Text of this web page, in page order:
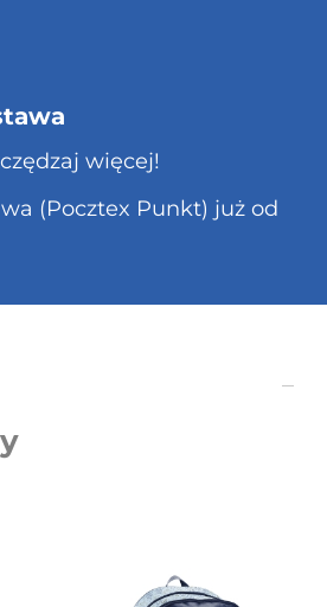
więcej!
(Pocztex Punkt) już od